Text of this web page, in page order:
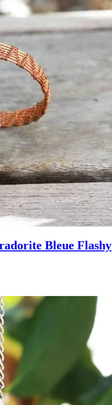
Bleue Flashy